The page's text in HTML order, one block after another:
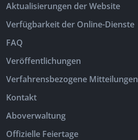
Aktualisierungen der Website
Verfügbarkeit der Online-Dienste
FAQ
Veröffentlichungen
Verfahrensbezogene Mitteilungen
Kontakt
Aboverwaltung
Offizielle Feiertage